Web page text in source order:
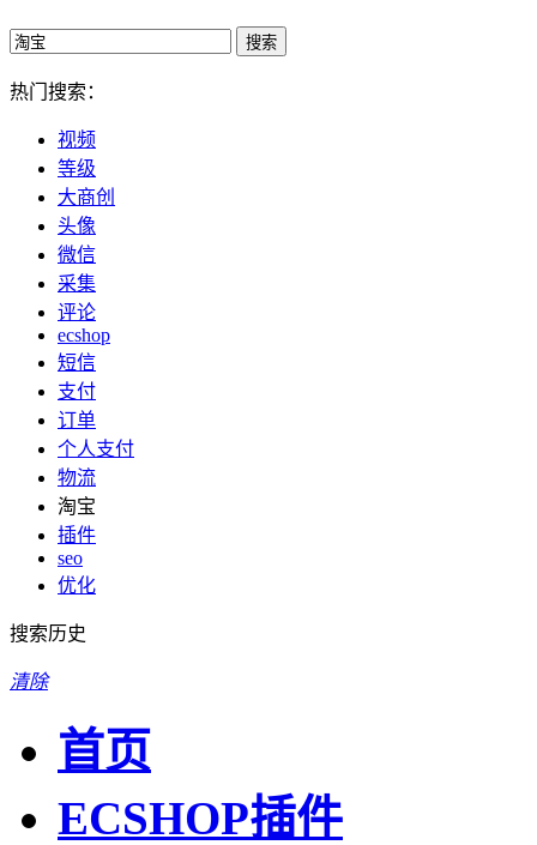
热门搜索：
视频
等级
大商创
头像
微信
采集
评论
ecshop
短信
支付
订单
个人支付
物流
淘宝
插件
seo
优化
搜索历史
清除
首页
ECSHOP插件